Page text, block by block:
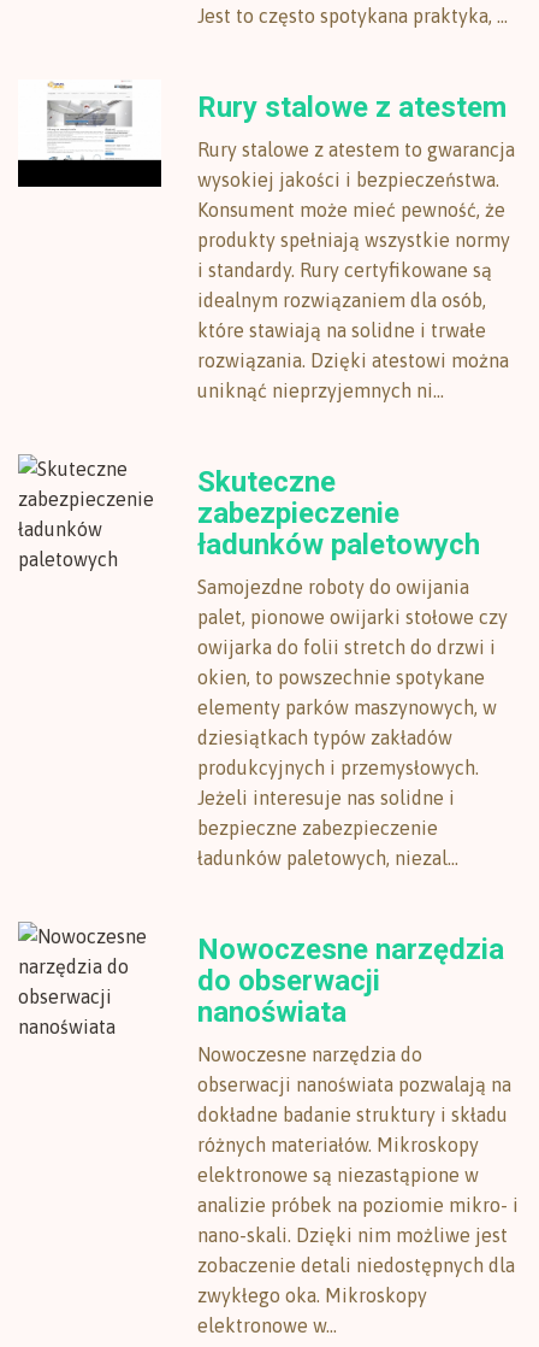
Jest to często spotykana praktyka, ...
Rury stalowe z atestem
Rury stalowe z atestem to gwarancja
wysokiej jakości i bezpieczeństwa.
Konsument może mieć pewność, że
produkty spełniają wszystkie normy
i standardy. Rury certyfikowane są
idealnym rozwiązaniem dla osób,
które stawiają na solidne i trwałe
rozwiązania. Dzięki atestowi można
uniknąć nieprzyjemnych ni...
Skuteczne
zabezpieczenie
ładunków paletowych
Samojezdne roboty do owijania
palet, pionowe owijarki stołowe czy
owijarka do folii stretch do drzwi i
okien, to powszechnie spotykane
elementy parków maszynowych, w
dziesiątkach typów zakładów
produkcyjnych i przemysłowych.
Jeżeli interesuje nas solidne i
bezpieczne zabezpieczenie
ładunków paletowych, niezal...
Nowoczesne narzędzia
do obserwacji
nanoświata
Nowoczesne narzędzia do
obserwacji nanoświata pozwalają na
dokładne badanie struktury i składu
różnych materiałów. Mikroskopy
elektronowe są niezastąpione w
analizie próbek na poziomie mikro- i
nano-skali. Dzięki nim możliwe jest
zobaczenie detali niedostępnych dla
zwykłego oka. Mikroskopy
elektronowe w...